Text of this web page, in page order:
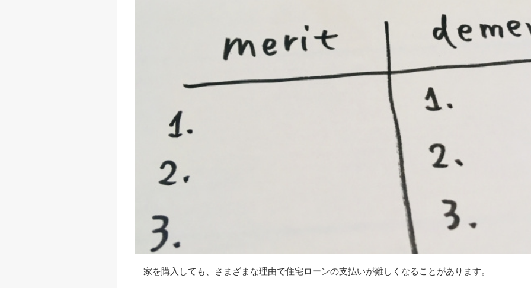
家を購入しても、さまざまな理由で住宅ローンの支払いが難しくなることがあります。